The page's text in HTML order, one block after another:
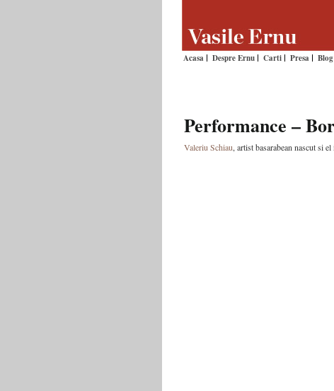
Acasa Despre Ernu Carti Presa Blog
Performance –
Valeriu Schiau, artist basarabean nascut si